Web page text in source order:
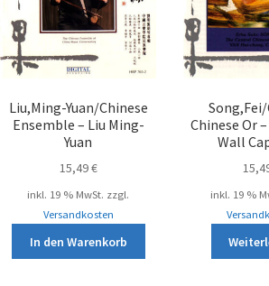
Liu,Ming-Yuan/Chinese
Ensemble – Liu Ming-
Yuan
15,49€
inkl. 19 % MwSt. zzgl.
Versandkosten
In den Warenkorb
Chinese Or
Wall
inkl. 19 %